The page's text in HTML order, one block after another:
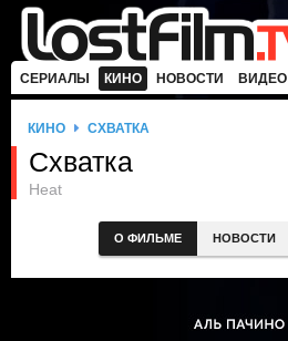
СЕРИАЛЫ КИНО НОВОСТИ ВИДЕО
КИНО СХВАТКА
Схватка
Heat
О ФИЛЬМЕ НОВОСТИ